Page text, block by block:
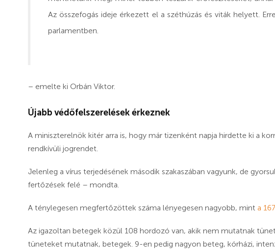
Az összefogás ideje érkezett el a széthúzás és viták helyett.
parlamentben.
– emelte ki Orbán Viktor.
Újabb védőfelszerelések érkeznek
A miniszterelnök kitér arra is, hogy már tizenként napja hirdette ki a
rendkívüli jogrendet.
Jelenleg a vírus terjedésének második szakaszában vagyunk, de
fertőzések felé – mondta.
A ténylegesen megfertőzöttek száma lényegesen nagyobb, mint a
Az igazoltan betegek közül 108 hordozó van, akik nem mutatnak
tüneteket mutatnak, betegek. 9-en pedig nagyon beteg, kórházi,